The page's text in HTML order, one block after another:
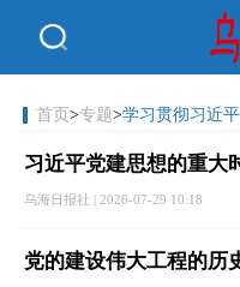
首页>专题>学习贯彻习近
习近平党建思想的重大
乌海日报社 | 2026-07-29 10:18
党的建设伟大工程的历